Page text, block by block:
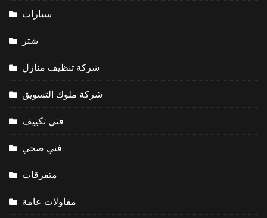
سيارات
شتر
شركة تنظيف منازل
شركة ملوك التسويق
فني تكييف
فني صحي
متفرقات
مقاولات عامة